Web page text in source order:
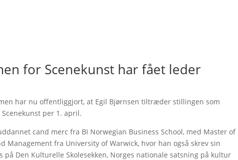
for Scenekunst har fået leder
har nu offentliggjort, at Egil Bjørnsen tiltræder stillingen som
per 1. april.
cand merc fra BI Norwegian Business School, med Master of
Management fra University of Warwick, hvor han også skrev sin
på Den Kulturelle Skolesekken, Norges nationale satsning på kultur